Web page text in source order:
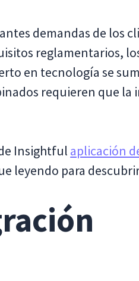
demandas de los
reglamentarios,
en tecnología se
requieren que la
Insightful aplicación
leyendo para